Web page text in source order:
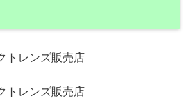
トレンズ販売店
トレンズ販売店